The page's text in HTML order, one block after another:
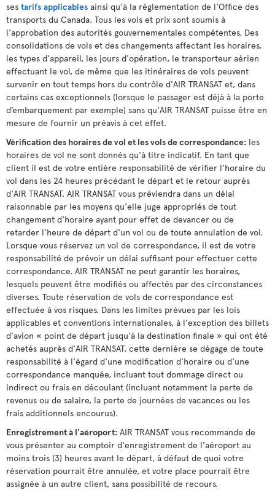
ses tarifs applicables ainsi qu'à la réglementation de l'Office des
transports du Canada. Tous les vols et prix sont soumis à
l'approbation des autorités gouvernementales compétentes. Des
consolidations de vols et des changements affectant les horaires,
les types d'appareil, les jours d'opération, le transporteur aérien
effectuant le vol, de même que les itinéraires de vols peuvent
survenir en tout temps hors du contrôle d'AIR TRANSAT et, dans
certains cas exceptionnels (lorsque le passager est déjà à la porte
d’embarquement par exemple) sans qu'AIR TRANSAT puisse être en
mesure de fournir un préavis à cet effet.
Vérification des horaires de vol et les vols de correspondance: les
horaires de vol ne sont donnés qu'à titre indicatif. En tant que
client il est de votre entière responsabilité de vérifier l'horaire du
vol dans les 24 heures précédant le départ et le retour auprès
d'AIR TRANSAT. AIR TRANSAT vous préviendra dans un délai
raisonnable par les moyens qu'elle juge appropriés de tout
changement d'horaire ayant pour effet de devancer ou de
retarder l'heure de départ d'un vol ou de toute annulation de vol.
Lorsque vous réservez un vol de correspondance, il est de votre
responsabilité de prévoir un délai suffisant pour effectuer cette
correspondance. AIR TRANSAT ne peut garantir les horaires,
lesquels peuvent être modifiés ou affectés par des circonstances
diverses. Toute réservation de vols de correspondance est
effectuée à vos risques. Dans les limites prévues par les lois
applicables et conventions internationales, à l'exception des billets
d'avion « point de départ jusqu'à la destination finale » qui ont été
achetés auprès d'AIR TRANSAT, cette dernière se dégage de toute
responsabilité à l'égard d'une modification d'horaire ou d'une
correspondance manquée, incluant tout dommage direct ou
indirect ou frais en découlant (incluant notamment la perte de
revenus ou de salaire, la perte de journées de vacances ou les
frais additionnels encourus).
Enregistrement à l'aéroport: AIR TRANSAT vous recommande de
vous présenter au comptoir d'enregistrement de l'aéroport au
moins trois (3) heures avant le départ, à défaut de quoi votre
réservation pourrait être annulée, et votre place pourrait être
assignée à un autre client, sans possibilité de recours.